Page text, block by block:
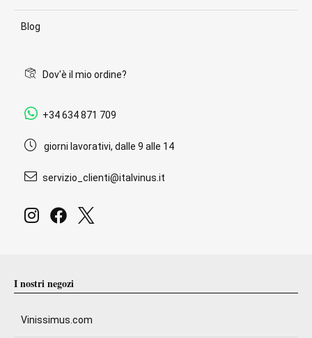
Blog
Dov'è il mio ordine?
+34 634 871 709
giorni lavorativi, dalle 9 alle 14
servizio_clienti@italvinus.it
I nostri negozi
Vinissimus.com